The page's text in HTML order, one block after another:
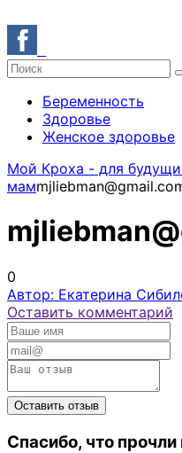
Беременность
Здоровье
Женское здоровье
Мой Кроха - для
мам
0
Автор: Екатерина
Оставить комментарий
Спасибо, что